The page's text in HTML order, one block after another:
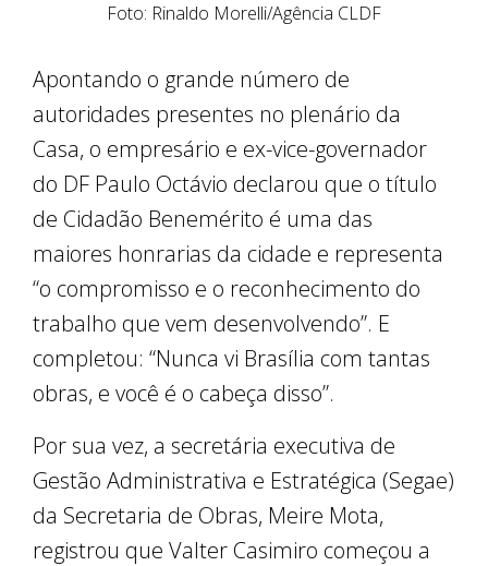
Foto: Rinaldo Morelli/Agência CLDF
Apontando o grande número de
autoridades presentes no plenário da
Casa, o empresário e ex-vice-governador
do DF Paulo Octávio declarou que o título
de Cidadão Benemérito é uma das
maiores honrarias da cidade e representa
“o compromisso e o reconhecimento do
trabalho que vem desenvolvendo”. E
completou: “Nunca vi Brasília com tantas
obras, e você é o cabeça disso”.
Por sua vez, a secretária executiva de
Gestão Administrativa e Estratégica (Segae)
da Secretaria de Obras, Meire Mota,
registrou que Valter Casimiro começou a